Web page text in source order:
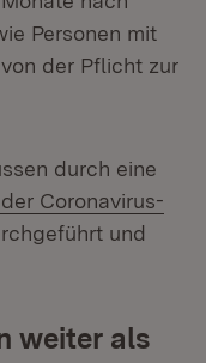
Personen mit
der Pflicht zur
durch eine
Coronavirus-
in neuem
und
weiter als